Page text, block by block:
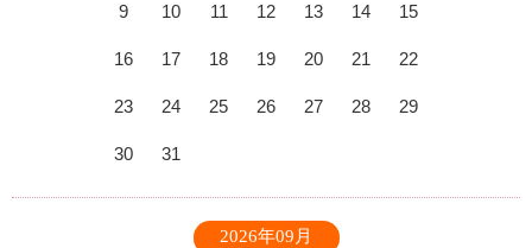
9 10 11 12 13 14 15
16 17 18 19 20 21 22
23 24 25 26 27 28 29
30 31
2026年09月